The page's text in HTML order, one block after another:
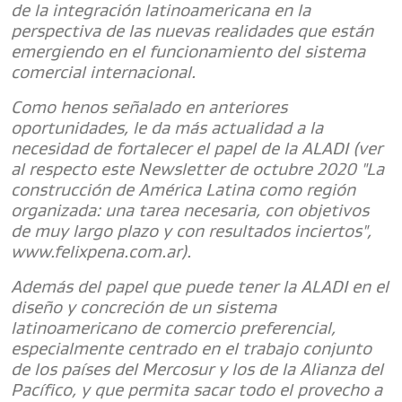
de la integración latinoamericana en la
perspectiva de las nuevas realidades que están
emergiendo en el funcionamiento del sistema
comercial internacional.
Como henos señalado en anteriores
oportunidades, le da más actualidad a la
necesidad de fortalecer el papel de la ALADI (ver
al respecto este Newsletter de octubre 2020 "La
construcción de América Latina como región
organizada: una tarea necesaria, con objetivos
de muy largo plazo y con resultados inciertos",
www.felixpena.com.ar).
Además del papel que puede tener la ALADI en el
diseño y concreción de un sistema
latinoamericano de comercio preferencial,
especialmente centrado en el trabajo conjunto
de los países del Mercosur y los de la Alianza del
Pacífico, y que permita sacar todo el provecho a